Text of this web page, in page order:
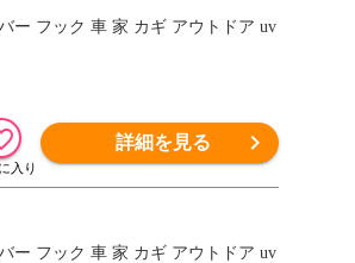
ー フック 車 家 カギ アウトドア uv
詳細を見る
ー フック 車 家 カギ アウトドア uv